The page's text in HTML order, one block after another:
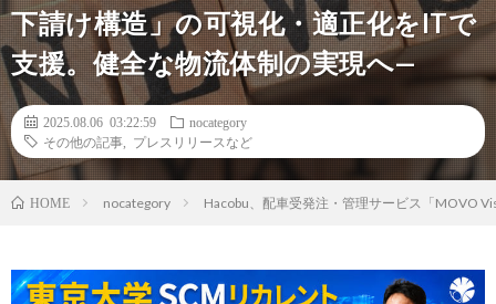
下請け構造」の可視化・適正化をITで
支援。健全な物流体制の実現へ—
2025.08.06 03:22:59
nocategory
その他の記事
プレスリリースなど
HOME nocategory Hacobu、配車受発注・管理サービス「MOVO